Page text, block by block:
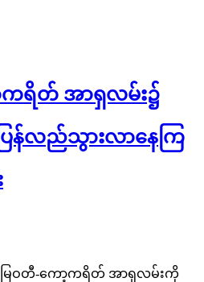
ကရိတ် အာရှလမ်း၌
ပြန်လည်သွားလာနေကြ
ြဝတီ-ကော့ကရိတ် အာရှလမ်းကို